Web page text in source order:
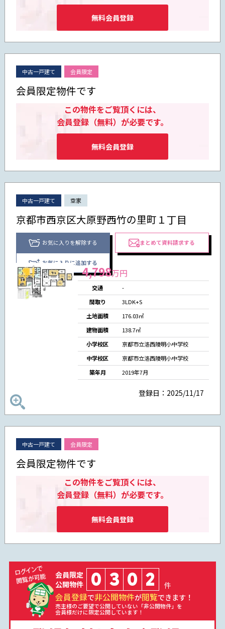
無料会員登録
中古一戸建て 会員限定
会員限定物件です
この物件をご覧頂くには、
会員登録（無料）が必要です。
無料会員登録
中古一戸建て 空家
京都市西京区大原野西竹の里町１丁目
お気に入りを解除する
お気に入りに追加する
まとめて資料請求する
4,798万円
交通
-
間取り
3LDK+S
土地面積
176.03㎡
建物面積
138.7㎡
小学校区
京都市立洛西陵明小中学校
中学校区
京都市立洛西陵明小中学校
築年月
2019年7月
登録日：2025/11/17
中古一戸建て 会員限定
会員限定物件です
この物件をご覧頂くには、
会員登録（無料）が必要です。
無料会員登録
会員限定
公開物件
0 3 0 2 件
会員登録で非公開物件が閲覧できます！
売主様のご要望で公開していない「非公開物件」を
会員様だけに限定公開しています！